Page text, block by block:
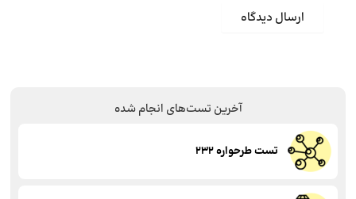
آخرین تست‌های انجام شده
تست طرحواره 232